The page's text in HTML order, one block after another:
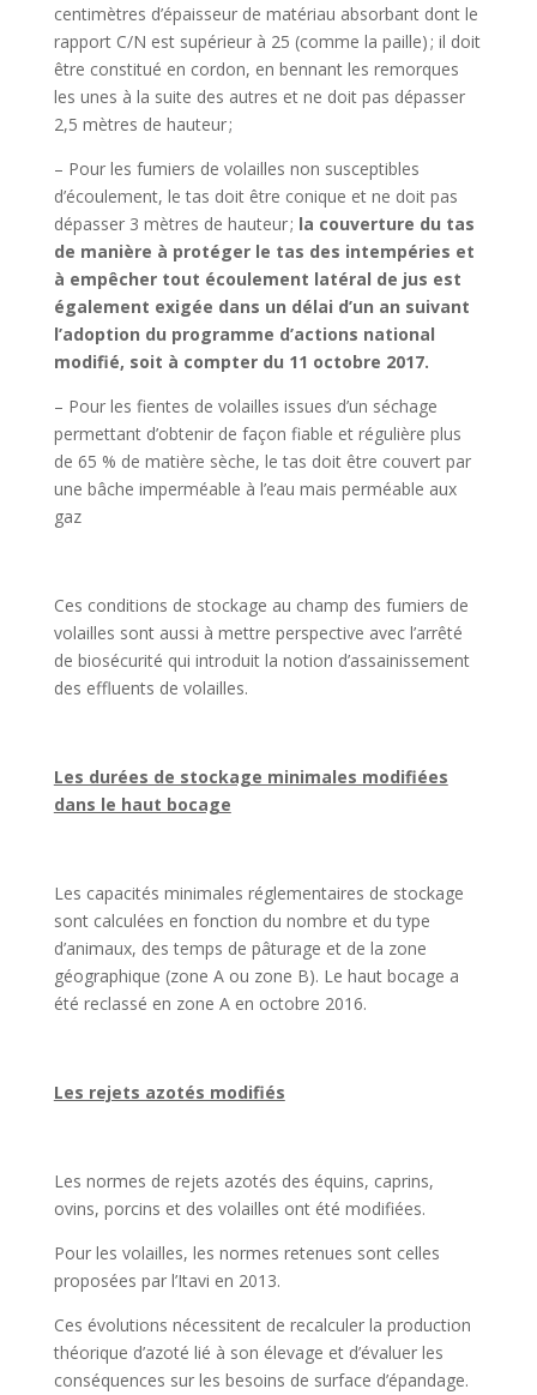
centimètres d’épaisseur de matériau absorbant dont le
rapport C/N est supérieur à 25 (comme la paille) ; il doit
être constitué en cordon, en bennant les remorques
les unes à la suite des autres et ne doit pas dépasser
2,5 mètres de hauteur ;
– Pour les fumiers de volailles non susceptibles
d’écoulement, le tas doit être conique et ne doit pas
dépasser 3 mètres de hauteur ; la couverture du tas
de manière à protéger le tas des intempéries et
à empêcher tout écoulement latéral de jus est
également exigée dans un délai d’un an suivant
l’adoption du programme d’actions national
modifié, soit à compter du 11 octobre 2017.
– Pour les fientes de volailles issues d’un séchage
permettant d’obtenir de façon fiable et régulière plus
de 65 % de matière sèche, le tas doit être couvert par
une bâche imperméable à l’eau mais perméable aux
gaz
Ces conditions de stockage au champ des fumiers de
volailles sont aussi à mettre perspective avec l’arrêté
de biosécurité qui introduit la notion d’assainissement
des effluents de volailles.
Les durées de stockage minimales modifiées
dans le haut bocage
Les capacités minimales réglementaires de stockage
sont calculées en fonction du nombre et du type
d’animaux, des temps de pâturage et de la zone
géographique (zone A ou zone B). Le haut bocage a
été reclassé en zone A en octobre 2016.
Les rejets azotés modifiés
Les normes de rejets azotés des équins, caprins,
ovins, porcins et des volailles ont été modifiées.
Pour les volailles, les normes retenues sont celles
proposées par l’Itavi en 2013.
Ces évolutions nécessitent de recalculer la production
théorique d’azoté lié à son élevage et d’évaluer les
conséquences sur les besoins de surface d’épandage.